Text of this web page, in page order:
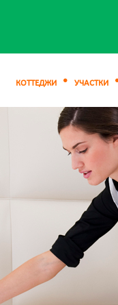
КОТТЕДЖИ УЧАСТКИ